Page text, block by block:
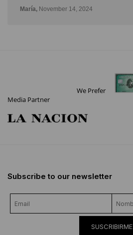
We Prefer
Media Partner
Subscribe to our newsletter
SUSCRIBIRME